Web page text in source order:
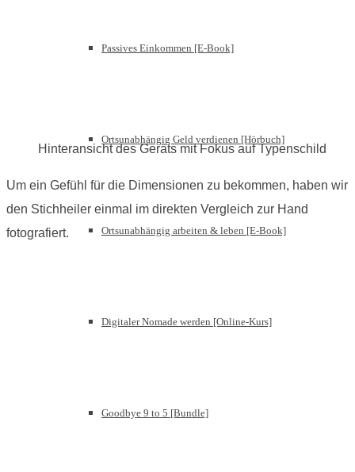
Passives Einkommen [E-Book]
Ortsunabhängig Geld verdienen [Hörbuch]
Ortsunabhängig arbeiten & leben [E-Book]
Digitaler Nomade werden [Online-Kurs]
Goodbye 9 to 5 [Bundle]
Hinteransicht des Geräts mit Fokus auf Typenschild
Um ein Gefühl für die Dimensionen zu bekommen, haben wir
den Stichheiler einmal im direkten Vergleich zur Hand
fotografiert.